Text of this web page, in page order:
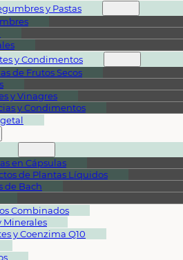
y Pastas
y Condimentos
de Frutos Secos
y Vinagres
y Condimentos
en Cápsulas
de Plantas Líquidos
de Bach
Combinados
Minerales
y Coenzima Q10